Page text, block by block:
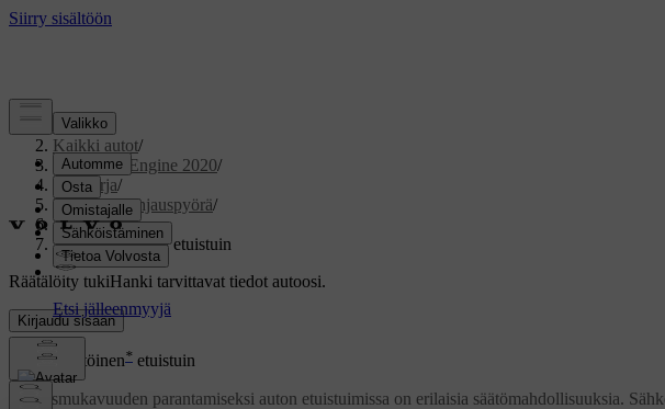
Tuki/
Kaikki autot/
V60 Twin Engine 2020/
Ohjekirja/
Istuimet ja ohjauspyörä/
Etuistuin/
Sähkökäyttöinen etuistuin
Räätälöity tukiHanki tarvittavat tiedot autoosi.
Kirjaudu sisään
Sähkökäyttöinen* etuistuin
Istumismukavuuden parantamiseksi auton etuistuimissa on erilaisia säätömahdollisuuksia.